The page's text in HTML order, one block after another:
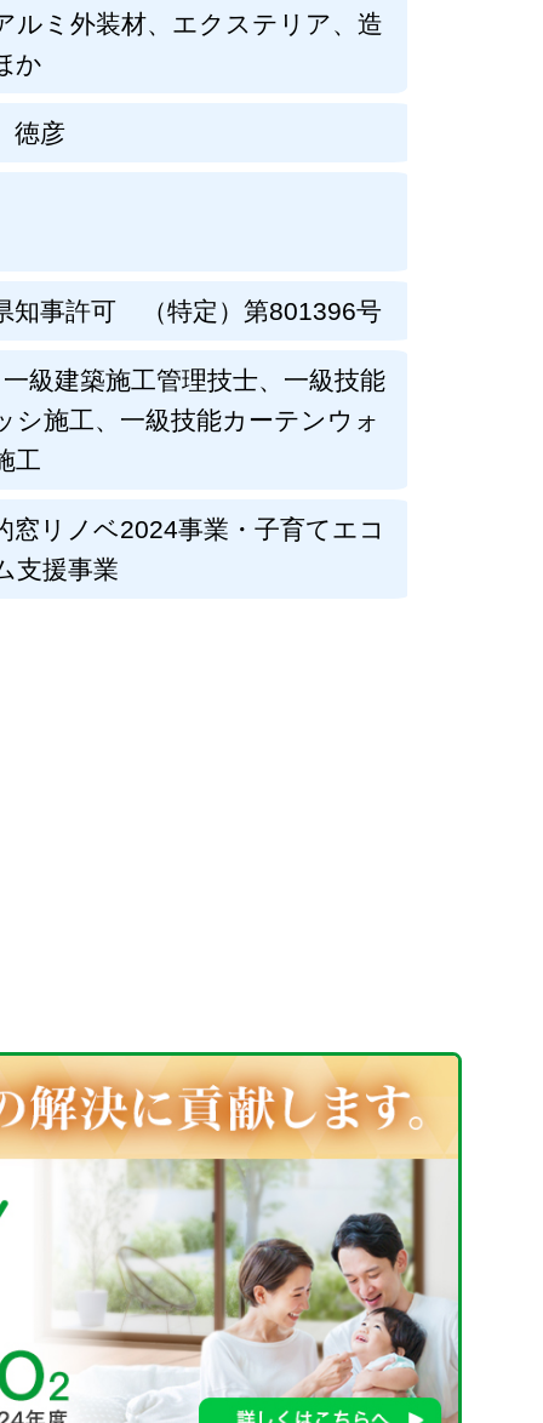
ルミ外装材、エクステリア、造
か
徳彦
知事許可 （特定）第801396号
級建築施工管理技士、一級技能
シ施工、一級技能カーテンウォ
工
窓リノベ2024事業・子育てエコ
支援事業